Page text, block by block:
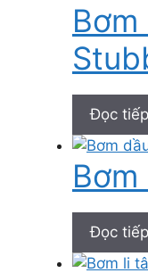
Đọc tiếp
Đọc tiếp